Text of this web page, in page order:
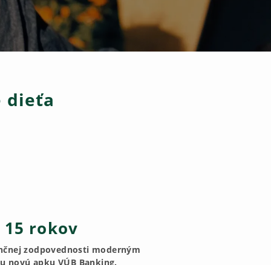
dieťa
rokov
zodpovednosti moderným
novú apku VÚB Banking.